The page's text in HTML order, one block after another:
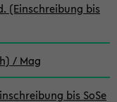
(Einschreibung bis
/ Mag
bis SoSe